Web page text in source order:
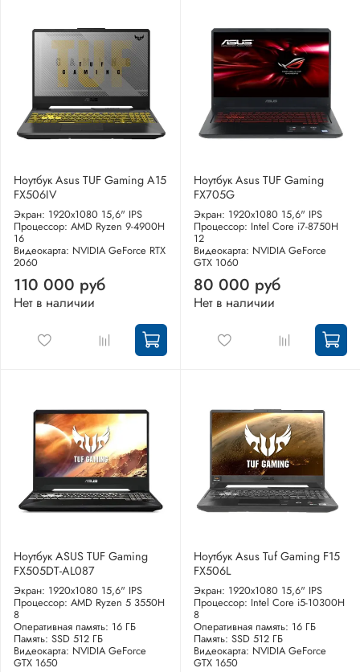
Ноутбук Asus TUF Gaming A15
FX506IV
Экран: 1920x1080 15,6" IPS
Процессор: AMD Ryzen 9-4900H
16
Видеокарта: NVIDIA GeForce RTX
2060
110 000 руб
Нет в наличии
Ноутбук Asus TUF Gaming
FX705G
Экран: 1920x1080 15,6" IPS
Процессор: Intel Core i7-8750H
12
Видеокарта: NVIDIA GeForce
GTX 1060
80 000 руб
Нет в наличии
Ноутбук ASUS TUF Gaming
FX505DT-AL087
Экран: 1920x1080 15,6" IPS
Процессор: AMD Ryzen 5 3550H
8
Оперативная память: 16 ГБ
Память: SSD 512 ГБ
Видеокарта: NVIDIA GeForce
GTX 1650
Ноутбук Asus Tuf Gaming F15
FX506L
Экран: 1920x1080 15,6" IPS
Процессор: Intel Core i5-10300H
8
Оперативная память: 16 ГБ
Память: SSD 512 ГБ
Видеокарта: NVIDIA GeForce
GTX 1650